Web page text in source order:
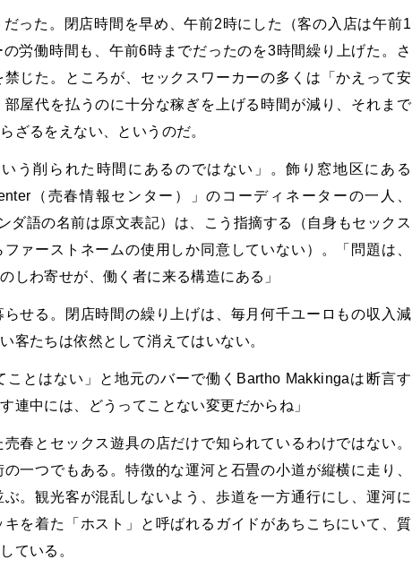
った。閉店時間を早め、午前2時にした（客の入店は午前1
労働時間も、午前6時までだったのを3時間繰り上げた。さ
じた。ところが、セックスワーカーの多くは「かえって安
屋代を払うのに十分な稼ぎを上げる時間が減り、それまで
ざるをえない、というのだ。
う削られた時間にあるのではない」。飾り窓地区にある
（売春情報センター）」のコーディネーターの一人、
ダ語の名前は原文表記）は、こう指摘する（自身もセックス
ァーストネームの使用しか同意していない）。「問題は、
しわ寄せが、働く者に来る構造にある」
せる。閉店時間の繰り上げは、毎月何千ユーロもの収入減
客たちは依然として消えてはいない。
ことはない」と地元のバーで働くBartho Makkingaは断言す
連中には、どうってことない変更だからね」
春とセックス遊具の店だけで知られているわけではない。
一つでもある。特徴的な運河と石畳の小道が縦横に走り、
。観光客が混乱しないよう、歩道を一方通行にし、運河に
を着た「ホスト」と呼ばれるガイドがあちこちにいて、質
ている。